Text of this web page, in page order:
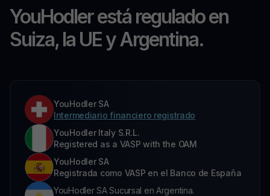
YouHodler está regulado en
Suiza, la UE y Argentina.
YouHodler SA
Intermediario financiero registrado
YouHodler Italy S.R.L.
Registered as a VASP with the OAM
YouHodler SA
Registrada como VASP en el Banco de España
YouHodler SA Sucursal en Argentina.